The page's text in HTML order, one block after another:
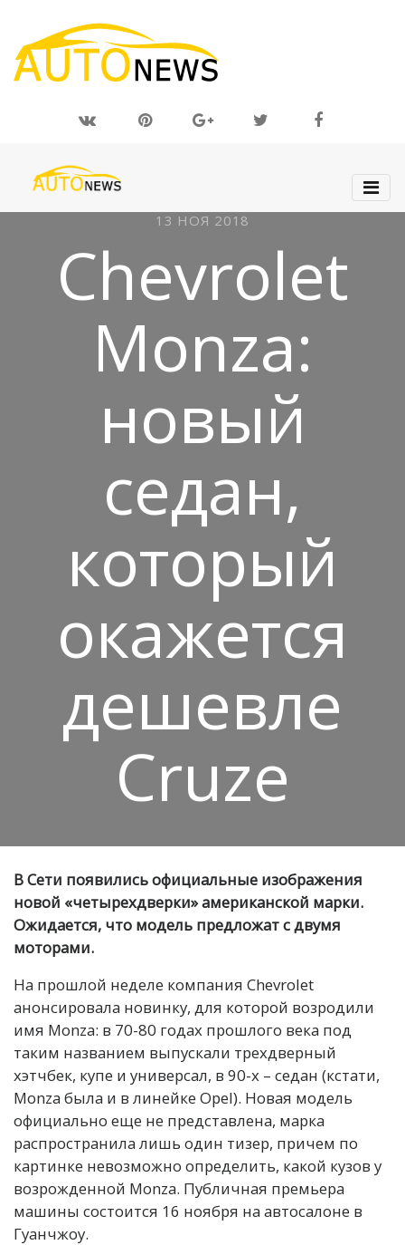
13 НОЯ 2018
Chevrolet
Monza:
новый
седан,
который
окажется
дешевле
Cruze
В Сети появились официальные изображения
новой «четырехдверки» американской марки.
Ожидается, что модель предложат с двумя
моторами.
На прошлой неделе компания Chevrolet
анонсировала новинку, для которой возродили
имя Monza: в 70-80 годах прошлого века под
таким названием выпускали трехдверный
хэтчбек, купе и универсал, в 90-х – седан (кстати,
Monza была и в линейке Opel). Новая модель
официально еще не представлена, марка
распространила лишь один тизер, причем по
картинке невозможно определить, какой кузов у
возрожденной Monza. Публичная премьера
машины состоится 16 ноября на автосалоне в
Гуанчжоу.